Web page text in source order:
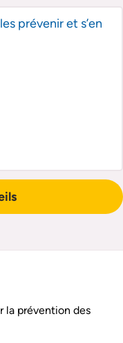
prévenir et s’en
la prévention des